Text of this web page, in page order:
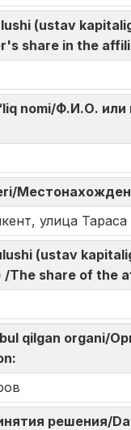
(ustav
share in the
nomi/Ф.И.О.
улица
(ustav
/The share of
qilgan organi/
решения/